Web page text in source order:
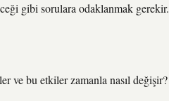
gibi sorulara odaklanmak gerekir.
ve bu etkiler zamanla nasıl değişir?